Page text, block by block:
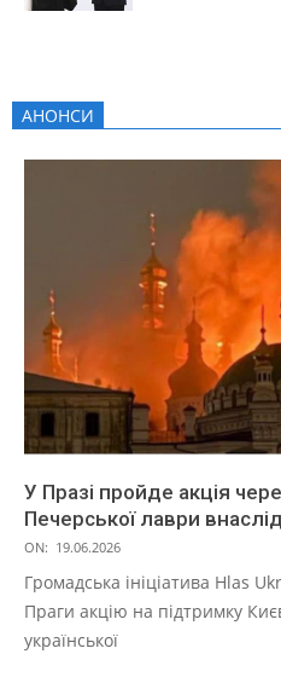
АНОНСИ
У Празі пройде акція
Печерської лаври
ON: 19.06.2026
Громадська ініціатива Hlas
Праги акцію на підтримку
української